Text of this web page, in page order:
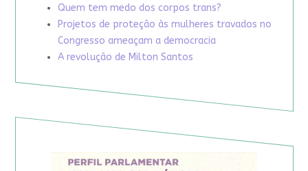
Quem tem medo dos corpos trans?
Projetos de proteção às mulheres travados no
Congresso ameaçam a democracia
A revolução de Milton Santos